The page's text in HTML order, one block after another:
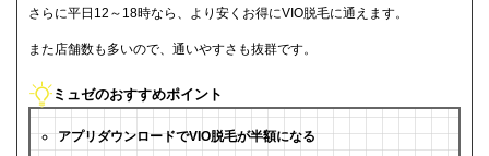
さらに平日12～18時なら、より安くお得にVIO脱毛に通えます。
また店舗数も多いので、通いやすさも抜群です。
ミュゼのおすすめポイント
アプリダウンロードでVIO脱毛が半額になる